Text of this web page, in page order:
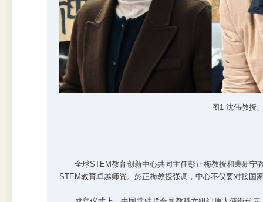
图1 沈伟教授
全球STEM教育创新中心共同主任彭正梅教授和裴新宁
STEM教育卓越师资。彭正梅教授强调，中心不仅要对接国